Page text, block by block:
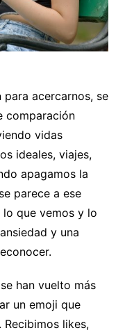
para acercarnos, se
comparación
vidas
ideales, viajes,
apagamos la
parece a ese
que vemos y lo
y una
han vuelto más
un emoji que
likes,